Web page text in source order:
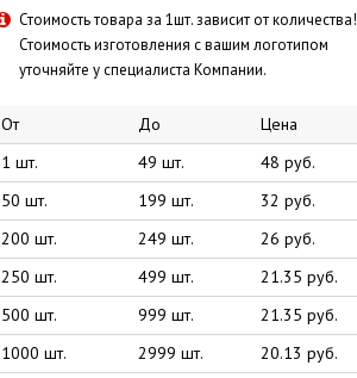
Стоимость товара за 1шт. зависит от количества!
Стоимость изготовления с вашим логотипом
уточняйте у специалиста Компании.
От До
Цена
1 шт.
49 шт.
48 руб.
50 шт.
199 шт.
32 руб.
200 шт.
249 шт.
26 руб.
250 шт.
499 шт.
21.35 руб.
500 шт.
999 шт.
21.35 руб.
1000 шт.
2999 шт.
20.13 руб.